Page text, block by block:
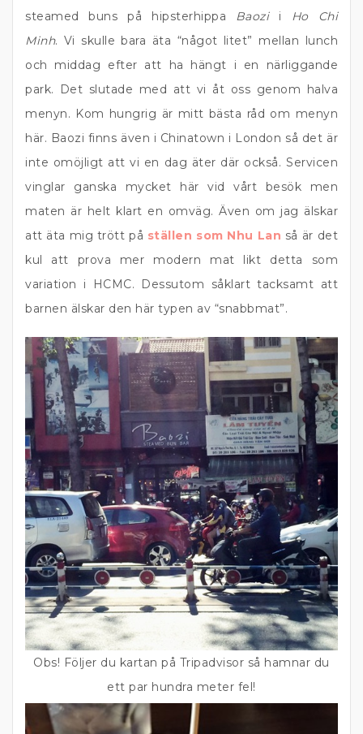
steamed buns på hipsterhippa Baozii Ho Chi
Minh. Vi skulle bara äta “något litet” mellan lunch
och middag efter att ha hängt i en närliggande
park. Det slutade med att vi åt oss genom halva
menyn. Kom hungrig är mitt bästa råd om menyn
här. Baozi finns även i Chinatown i London så det är
inte omöjligt att vi en dag äter där också. Servicen
vinglar ganska mycket här vid vårt besök men
maten är helt klart en omväg. Även om jag älskar
att äta mig trött på ställen som Nhu Lan så är det
kul att prova mer modern mat likt detta som
variation i HCMC. Dessutom såklart tacksamt att
barnen älskar den här typen av “snabbmat”.
Obs! Följer du kartan på Tripadvisor så hamnar du
ett par hundra meter fel!